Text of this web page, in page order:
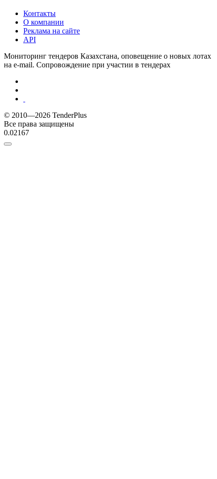
Контакты
О компании
Реклама на сайте
API
Мониторинг тендеров Казахстана, оповещение о новых лотах
на e-mail. Сопровождение при участии в тендерах
© 2010—2026 TenderPlus
Все права защищены
0.02167